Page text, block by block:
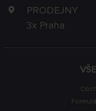
PRODEJNY
3x Praha